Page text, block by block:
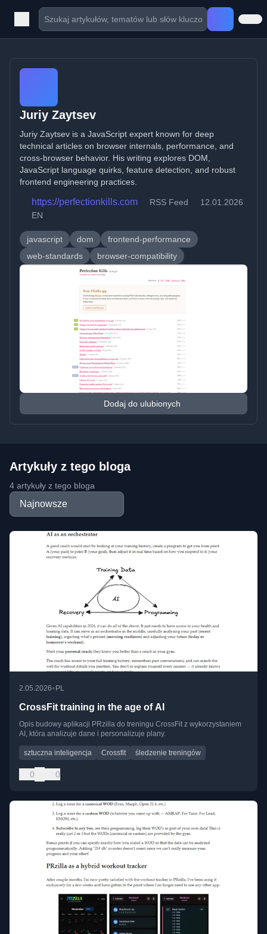
Juriy Zaytsev
Juriy Zaytsev is a JavaScript expert known for deep
technical articles on browser internals, performance, and
cross-browser behavior. His writing explores DOM,
JavaScript language quirks, feature detection, and robust
frontend engineering practices.
https://perfectionkills.com RSS Feed
12.01.2026
EN
javascript dom
frontend-performance
web-standards
browser-compatibility
Dodaj do ulubionych
Artykuły z tego bloga
4 artykuły z tego bloga
2.05.2026•PL
CrossFit training in the age of AI
Opis budowy aplikacji PRzilla do treningu CrossFit z wykorzystaniem
AI, która analizuje dane i personalizuje plany.
sztuczna inteligencja Crossfit śledzenie treningów
0 0